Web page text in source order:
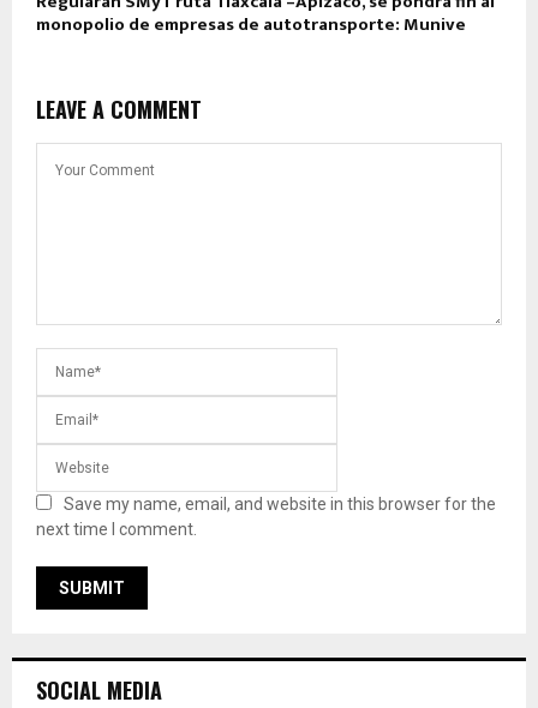
monopolio de empresas de autotransporte: Munive
LEAVE A COMMENT
Save my name, email, and website in this browser for the
next time I comment.
SOCIAL MEDIA